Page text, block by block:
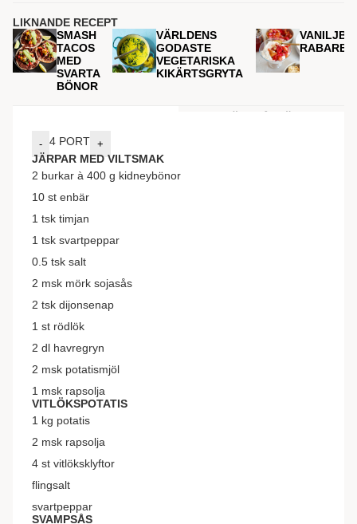
LIKNANDE RECEPT
SMASH
TACOS
MED
SVARTA
BÖNOR
VÄRLDENS
GODASTE
VEGETARISKA
KIKÄRTSGRYTA
- 4 PORT +
JÄRPAR MED VILTSMAK
2 burkar à 400 g kidneybönor
10 st enbär
1 tsk timjan
1 tsk svartpeppar
0.5 tsk salt
2 msk mörk sojasås
2 tsk dijonsenap
1 st rödlök
2 dl havregryn
2 msk potatismjöl
1 msk rapsolja
VITLÖKSPOTATIS
1 kg potatis
2 msk rapsolja
4 st vitlöksklyftor
flingsalt
svartpeppar
SVAMPSÅS